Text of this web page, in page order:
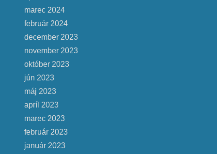
marec 2024
február 2024
december 2023
november 2023
október 2023
jún 2023
máj 2023
apríl 2023
marec 2023
február 2023
január 2023